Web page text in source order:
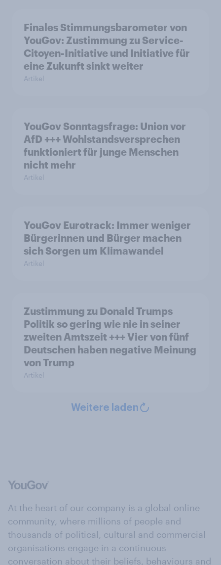
Finales Stimmungsbarometer von
YouGov: Zustimmung zu Service-
Citoyen-Initiative und Initiative für
eine Zukunft sinkt weiter
Artikel
YouGov Sonntagsfrage: Union vor
AfD +++ Wohlstandsversprechen
funktioniert für junge Menschen
nicht mehr
Artikel
YouGov Eurotrack: Immer weniger
Bürgerinnen und Bürger machen
sich Sorgen um Klimawandel
Artikel
Zustimmung zu Donald Trumps
Politik so gering wie nie in seiner
zweiten Amtszeit +++ Vier von fünf
Deutschen haben negative Meinung
von Trump
Artikel
Weitere laden
At the heart of our company is a global online
community, where millions of people and
thousands of political, cultural and commercial
organisations engage in a continuous
conversation about their beliefs, behaviours and